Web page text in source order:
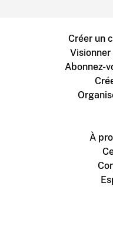
Créer un
Abonnez-
À